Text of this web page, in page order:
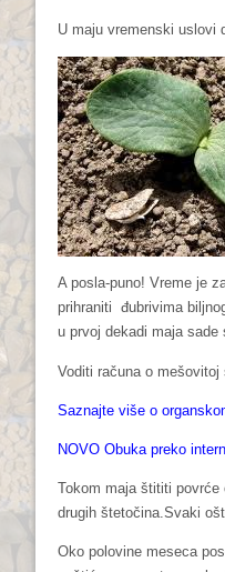
U maju vremenski uslovi
A posla-puno! Vreme je
prihraniti đubrivima
u prvoj dekadi maja
Voditi računa o mešovitoj
Saznajte više o
NOVO Obuka preko
Tokom maja štititi
drugih štetočina.Svaki
Oko polovine meseca